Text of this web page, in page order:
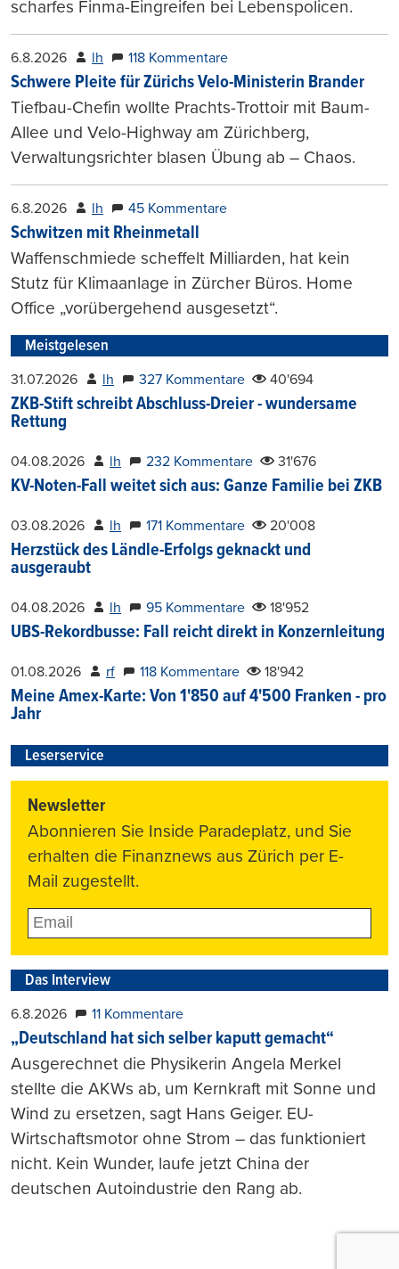
scharfes Finma-Eingreifen bei Lebenspolicen.
6.8.2026 lh 118 Kommentare
Schwere Pleite für Zürichs Velo-Ministerin Brander
Tiefbau-Chefin wollte Prachts-Trottoir mit Baum-
Allee und Velo-Highway am Zürichberg,
Verwaltungsrichter blasen Übung ab – Chaos.
6.8.2026 lh 45 Kommentare
Schwitzen mit Rheinmetall
Waffenschmiede scheffelt Milliarden, hat kein
Stutz für Klimaanlage in Zürcher Büros. Home
Office „vorübergehend ausgesetzt“.
Meistgelesen
31.07.2026 lh 327 Kommentare 40'694
ZKB-Stift schreibt Abschluss-Dreier - wundersame
Rettung
04.08.2026 lh 232 Kommentare 31'676
KV-Noten-Fall weitet sich aus: Ganze Familie bei ZKB
03.08.2026 lh 171 Kommentare 20'008
Herzstück des Ländle-Erfolgs geknackt und
ausgeraubt
04.08.2026 lh 95 Kommentare 18'952
UBS-Rekordbusse: Fall reicht direkt in Konzernleitung
01.08.2026 rf 118 Kommentare 18'942
Meine Amex-Karte: Von 1'850 auf 4'500 Franken - pro
Jahr
Leserservice
Newsletter
Abonnieren Sie Inside Paradeplatz, und Sie
erhalten die Finanznews aus Zürich per E-
Mail zugestellt.
Das Interview
6.8.2026 11 Kommentare
„Deutschland hat sich selber kaputt gemacht“
Ausgerechnet die Physikerin Angela Merkel
stellte die AKWs ab, um Kernkraft mit Sonne und
Wind zu ersetzen, sagt Hans Geiger. EU-
Wirtschaftsmotor ohne Strom – das funktioniert
nicht. Kein Wunder, laufe jetzt China der
deutschen Autoindustrie den Rang ab.